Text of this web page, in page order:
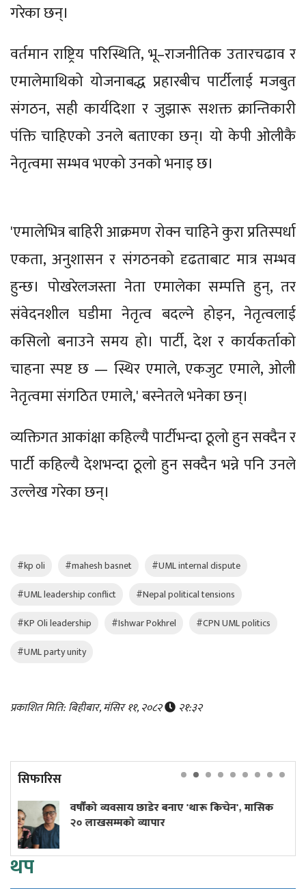
गरेका छन्।
वर्तमान राष्ट्रिय परिस्थिति, भू–राजनीतिक उतारचढाव र
एमालेमाथिको योजनाबद्ध प्रहारबीच पार्टीलाई मजबुत
संगठन, सही कार्यदिशा र जुझारू सशक्त क्रान्तिकारी
पंक्ति चाहिएको उनले बताएका छन्। यो केपी ओलीकै
नेतृत्वमा सम्भव भएको उनको भनाइ छ।
'एमालेभित्र बाहिरी आक्रमण रोक्न चाहिने कुरा प्रतिस्पर्धा
एकता, अनुशासन र संगठनको दृढताबाट मात्र सम्भव
हुन्छ। पोखरेलजस्ता नेता एमालेका सम्पत्ति हुन्, तर
संवेदनशील घडीमा नेतृत्व बदल्ने होइन, नेतृत्वलाई
कसिलो बनाउने समय हो। पार्टी, देश र कार्यकर्ताको
चाहना स्पष्ट छ — स्थिर एमाले, एकजुट एमाले, ओली
नेतृत्वमा संगठित एमाले,' बस्नेतले भनेका छन्।
व्यक्तिगत आकांक्षा कहिल्यै पार्टीभन्दा ठूलो हुन सक्दैन र
पार्टी कहिल्यै देशभन्दा ठूलो हुन सक्दैन भन्ने पनि उनले
उल्लेख गरेका छन्।
#kp oli #mahesh basnet
#UML internal dispute
#UML leadership conflict
#Nepal political tensions
#KP Oli leadership
#Ishwar Pokhrel
#CPN UML politics
#UML party unity
प्रकाशित मिति: बिहीबार, मंसिर ११, २०८२ २१:३२
सिफारिस
व्यवसाय छाडेर बनाए 'थारू किचेन', मासिक
व्यापार
कांग्रेस
थप